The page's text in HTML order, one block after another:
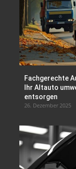
Fachgerechte
Ihr Altauto
entsorgen
26. Dezember 2025